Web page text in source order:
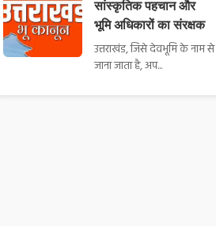
सांस्कृतिक पहचान और
भूमि अधिकारों का संरक्षक
उत्तराखंड, जिसे देवभूमि के नाम से
जाना जाता है, अप...